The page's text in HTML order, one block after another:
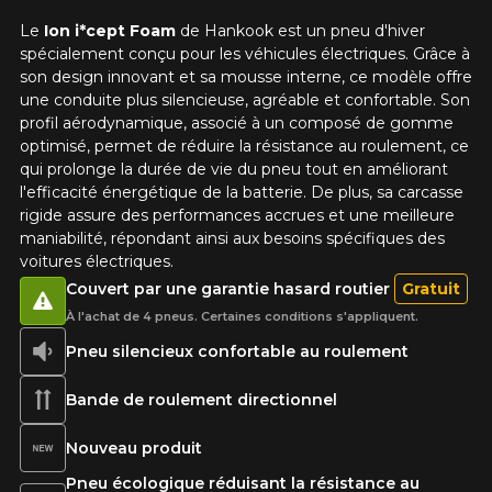
Le Ion i*cept Foamde Hankook est un pneu d'hiver
spécialement conçu pour les véhicules électriques. Grâce à
son design innovant et sa mousse interne, ce modèle offre
une conduite plus silencieuse, agréable et confortable. Son
profil aérodynamique, associé à un composé de gomme
optimisé, permet de réduire la résistance au roulement, ce
qui prolonge la durée de vie du pneu tout en améliorant
l'efficacité énergétique de la batterie. De plus, sa carcasse
rigide assure des performances accrues et une meilleure
maniabilité, répondant ainsi aux besoins spécifiques des
voitures électriques.
Pneu silencieux confortable au roulement
Bande de roulement directionnel
Nouveau produit
Pneu écologique réduisant la résistance au
Couvert par une garantie hasard routier Gratuit
À l'achat de 4 pneus. Certaines conditions s'appliquent.
Modèle
Option
KM parcourus
Style de conduite
Condition de route
Que magasinez-vous?